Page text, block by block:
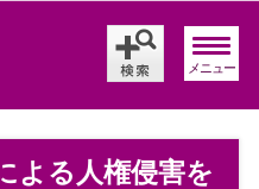
メニュー
よる人権侵害を